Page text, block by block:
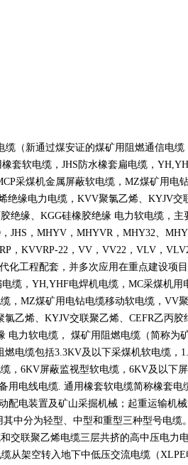
（新通过煤安证的煤矿用阻燃通信电缆
套软电缆， JHS 防水橡套扁电缆，
采煤机金属屏蔽软电缆， MZ煤矿用电
绝缘电力电缆， KVV聚氯乙烯、 KYJV交
绝缘、 KGG硅橡胶绝缘 电力软电缆，主
， JHS ， MHYV ， MHYVR， MHY32、
， KVVRP-22 ， VV ， VV22 ， VLV ，
化工程配套，并多次应用在重点建设项
缆， YH,YHF电焊机电缆， MC采煤机用
， MZ煤矿用电钻电缆移动软电缆， VV
氯乙烯、 KYJV交联聚乙烯、 CEFR乙丙胶
电力软电缆， 煤矿用阻燃电缆（简称为矿
燃电缆包括3.3KV及以下采煤机软电缆，
， 6KV屏蔽监视型软电缆， 6KV及以下
用电线电缆. 通用橡套软电缆简称橡套电
配电装置及矿山采掘机械；起重运输机
中分为轻型、中型和重型三种型号电缆
交联聚乙烯电缆三层共挤的高中压电力
从架空转入地下中低压交流电缆（XLPE